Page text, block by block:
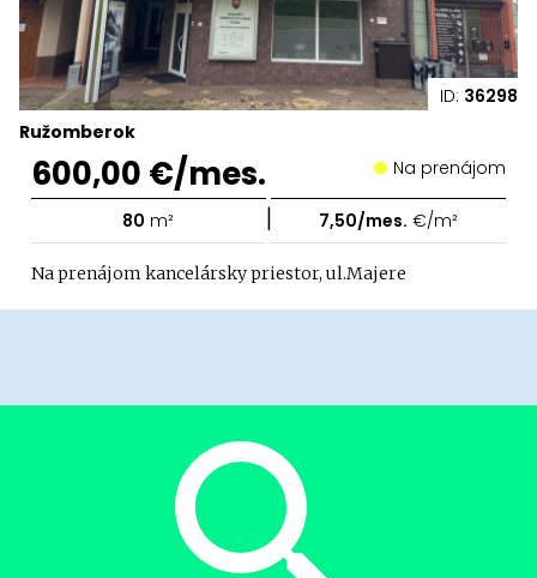
ID: 36298
Ružomberok
600,00 €/mes. Na prenájom
80 m² | 7,50/mes. €/m²
Na prenájom kancelársky priestor, ul.Majere